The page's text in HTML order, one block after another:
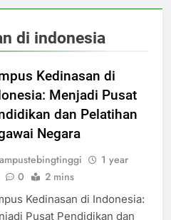
di indonesia
Kedinasan di
Menjadi Pusat
dan Pelatihan
Negara
1 year
0 2 mins
Kedinasan di Indonesia:
Pusat Pendidikan dan